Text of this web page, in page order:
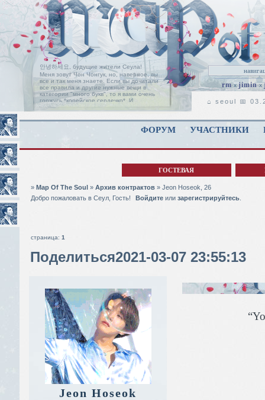
rm xjimin x
안녕하세요, будущие жители Сеула!
Меня зовут Чон Чонгук, но, наверное, вы
все и так меня знаете. Если вы дочитали
все правила и другие нужные вещи в
категории "много букв", то я вами очень
горжусь *корейское сердечко*. И
позвольте мне поприветствовать вас на
пороге нашей ролевой, с надеждой, что
вы найдете здесь свой дом, таким, каким
Читать
⌂ seoul 📅
ФОРУМ УЧАСТНИКИ
ГОСТЕВАЯ
Добро пожаловать в Сеул, Гость! Войдите или зарегистрируйтесь
» Map Of The Soul » Архив контрактов » Jeon Hoseok, 26
страница: 1
Поделиться2021-03-07 23:55:13
Jeon Hoseok